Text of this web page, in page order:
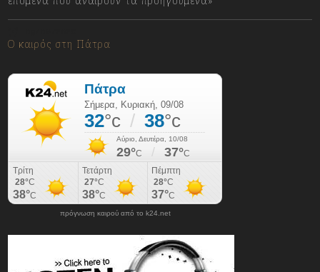
Ο καιρός στη Πάτρα
πρόγνωση καιρού από το k24.net